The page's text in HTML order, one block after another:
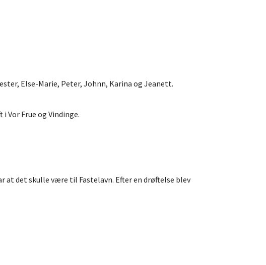
Else-Marie, Peter, Johnn, Karina og Jeanett.
Vor Frue og Vindinge.
at det skulle være til Fastelavn. Efter en drøftelse blev